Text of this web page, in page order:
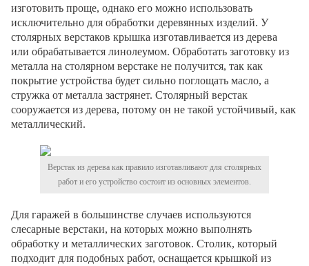
изготовить проще, однако его можно использовать
исключительно для обработки деревянных изделий. У
столярных верстаков крышка изготавливается из дерева
или обрабатывается линолеумом. Обработать заготовку из
металла на столярном верстаке не получится, так как
покрытие устройства будет сильно поглощать масло, а
стружка от металла застрянет. Столярный верстак
сооружается из дерева, потому он не такой устойчивый, как
металлический.
Верстак из дерева как правило изготавливают для столярных
работ и его устройство состоит из основных элементов.
Для гаражей в большинстве случаев используются
слесарные верстаки, на которых можно выполнять
обработку и металлических заготовок. Столик, который
подходит для подобных работ, оснащается крышкой из